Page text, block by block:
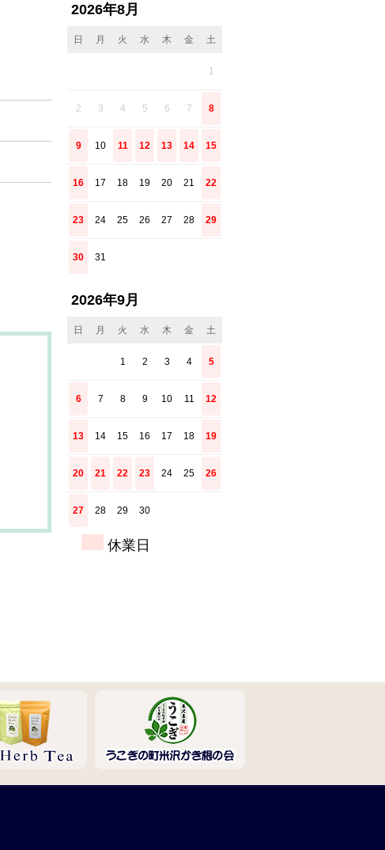
2026年8月
日 月 火 水 木 金 土
1
2 3 4 5 6 7 8
9 10 11 12 13 14 15
16 17 18 19 20 21 22
23 24 25 26 27 28 29
30 31
2026年9月
日 月 火 水 木 金 土
1 2 3 4 5
6 7 8 9 10 11 12
13 14 15 16 17 18 19
20 21 22 23 24 25 26
27 28 29 30
休業日